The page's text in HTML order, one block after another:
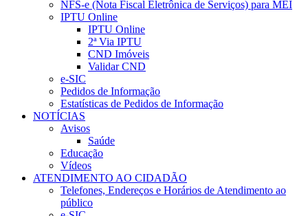
NFS-e (Nota Fiscal Eletrônica de Serviços) para MEI
IPTU Online
IPTU Online
2ª Via IPTU
CND Imóveis
Validar CND
e-SIC
Pedidos de Informação
Estatísticas de Pedidos de Informação
NOTÍCIAS
Avisos
Saúde
Educação
Vídeos
ATENDIMENTO AO CIDADÃO
Telefones, Endereços e Horários de Atendimento ao
público